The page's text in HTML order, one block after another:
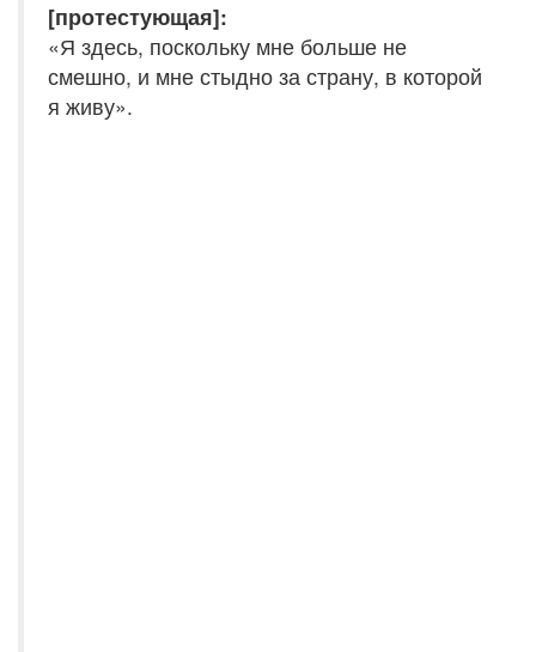
[протестующая]:
«Я здесь, поскольку мне больше не
смешно, и мне стыдно за страну, в которой
я живу».